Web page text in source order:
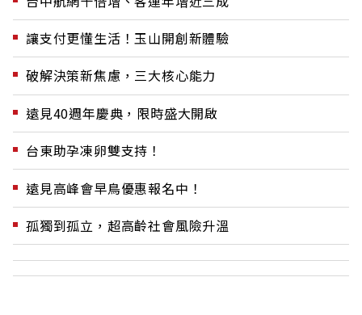
讓支付更懂生活！玉山開創新體驗
破解決策新焦慮，三大核心能力
遠見40週年慶典，限時盛大開啟
台東助孕凍卵雙支持！
遠見高峰會早鳥優惠報名中！
孤獨到孤立，超高齡社會風險升溫